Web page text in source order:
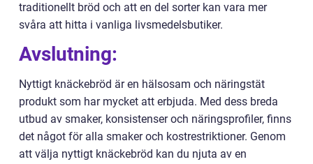
traditionellt bröd och att en del sorter kan vara mer
svåra att hitta i vanliga livsmedelsbutiker.
Avslutning:
Nyttigt knäckebröd är en hälsosam och näringstät
produkt som har mycket att erbjuda. Med dess breda
utbud av smaker, konsistenser och näringsprofiler, finns
det något för alla smaker och kostrestriktioner. Genom
att välja nyttigt knäckebröd kan du njuta av en